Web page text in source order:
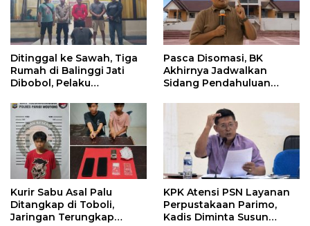
Ditinggal ke Sawah, Tiga
Rumah di Balinggi Jati
Dibobol, Pelaku
Pasca Disomasi, BK
Akhirnya Jadwalkan
Sidang Pendahuluan
Kurir Sabu Asal Palu
Ditangkap di Toboli,
Jaringan Terungkap
KPK Atensi PSN Layanan
Perpustakaan Parimo,
Kadis Diminta Susun